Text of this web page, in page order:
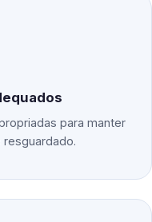
para manter